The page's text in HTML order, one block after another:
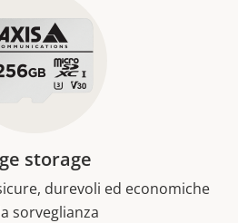
storage
durevoli ed economiche
sorveglianza